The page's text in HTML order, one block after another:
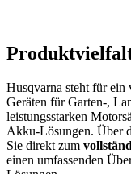
Husqvarna steht für ein
Geräten für Garten-,
leistungsstarken
Akku-Lösungen. Über
Sie direkt zum
einen umfassenden